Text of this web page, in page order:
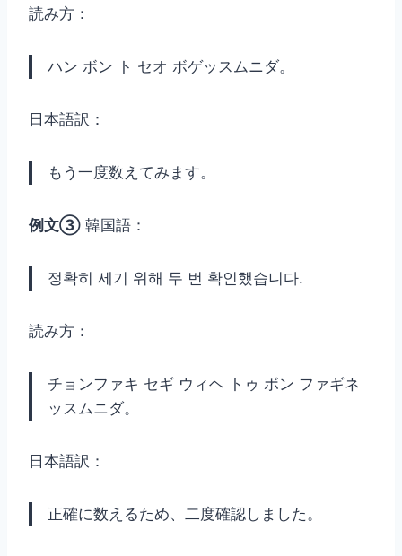
読み方：
ハン ボン ト セオ ボゲッスムニダ。
日本語訳：
もう一度数えてみます。
例文③ 韓国語：
정확히 세기 위해 두 번 확인했습니다.
読み方：
チョンファキ セギ ウィヘ トゥ ボン ファギネ
ッスムニダ。
日本語訳：
正確に数えるため、二度確認しました。